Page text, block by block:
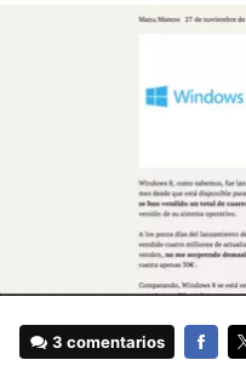
3 comentarios